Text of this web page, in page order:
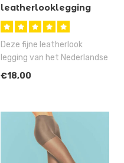
leatherlooklegging
Deze fijne leatherlook
legging van het Nederlandse
merk Marianne is al jaren de ..
€18,00